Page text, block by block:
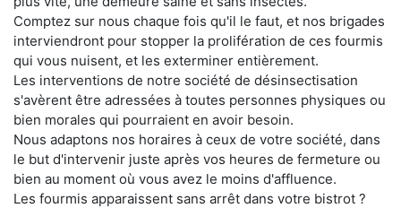
Comptez sur nous chaque fois qu'il le faut, et nos brigades
interviendront pour stopper la prolifération de ces fourmis
qui vous nuisent, et les exterminer entièrement.
Les interventions de notre société de désinsectisation
s'avèrent être adressées à toutes personnes physiques ou
bien morales qui pourraient en avoir besoin.
Nous adaptons nos horaires à ceux de votre société, dans
le but d'intervenir juste après vos heures de fermeture ou
bien au moment où vous avez le moins d'affluence.
Les fourmis apparaissent sans arrêt dans votre bistrot ?